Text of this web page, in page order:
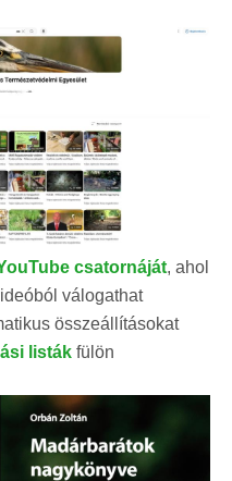
csatornáját, ahol
válogathat
összeállításokat
listákfülön